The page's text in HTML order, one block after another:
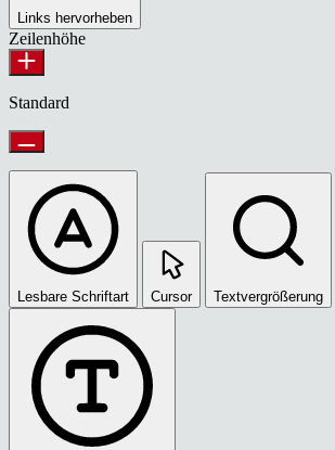
Links hervorheben
Zeilenhöhe
Standard
Lesbare Schriftart Cursor Textvergrößerung